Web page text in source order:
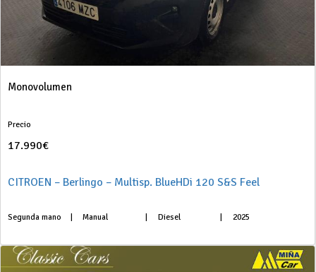
Monovolumen
Precio
17.990€
CITROEN – Berlingo – Multisp. BlueHDi 120 S&S Feel
Segunda mano Manual Diesel 2025